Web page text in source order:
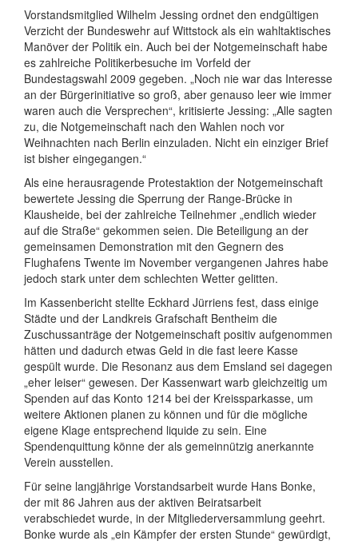
Vorstandsmitglied Wilhelm Jessing ordnet den endgültigen
Verzicht der Bundeswehr auf Wittstock als ein wahltaktisches
Manöver der Politik ein. Auch bei der Notgemeinschaft habe
es zahlreiche Politikerbesuche im Vorfeld der
Bundestagswahl 2009 gegeben. „Noch nie war das Interesse
an der Bürgerinitiative so groß, aber genauso leer wie immer
waren auch die Versprechen“, kritisierte Jessing: „Alle sagten
zu, die Notgemeinschaft nach den Wahlen noch vor
Weihnachten nach Berlin einzuladen. Nicht ein einziger Brief
ist bisher eingegangen.“
Als eine herausragende Protestaktion der Notgemeinschaft
bewertete Jessing die Sperrung der Range-Brücke in
Klausheide, bei der zahlreiche Teilnehmer „endlich wieder
auf die Straße“ gekommen seien. Die Beteiligung an der
gemeinsamen Demonstration mit den Gegnern des
Flughafens Twente im November vergangenen Jahres habe
jedoch stark unter dem schlechten Wetter gelitten.
Im Kassenbericht stellte Eckhard Jürriens fest, dass einige
Städte und der Landkreis Grafschaft Bentheim die
Zuschussanträge der Notgemeinschaft positiv aufgenommen
hätten und dadurch etwas Geld in die fast leere Kasse
gespült wurde. Die Resonanz aus dem Emsland sei dagegen
„eher leiser“ gewesen. Der Kassenwart warb gleichzeitig um
Spenden auf das Konto 1214 bei der Kreissparkasse, um
weitere Aktionen planen zu können und für die mögliche
eigene Klage entsprechend liquide zu sein. Eine
Spendenquittung könne der als gemeinnützig anerkannte
Verein ausstellen.
Für seine langjährige Vorstandsarbeit wurde Hans Bonke,
der mit 86 Jahren aus der aktiven Beiratsarbeit
verabschiedet wurde, in der Mitgliederversammlung geehrt.
Bonke wurde als „ein Kämpfer der ersten Stunde“ gewürdigt,